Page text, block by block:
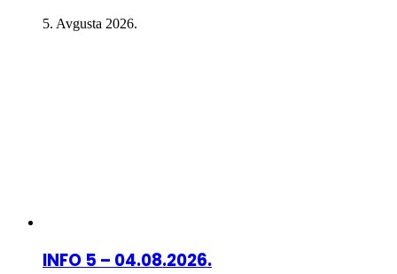
5. Avgusta 2026.
INFO 5 – 04.08.2026.